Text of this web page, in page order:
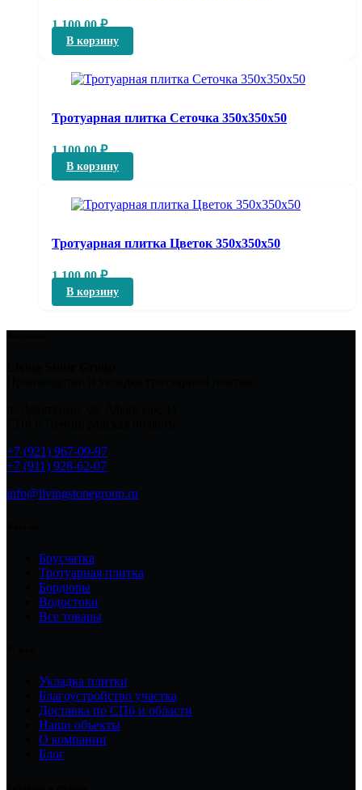
1 100,00₽
В корзину
Тротуарная плитка Сеточка 350х350х50
1 100,00₽
В корзину
Тротуарная плитка Цветок 350х350х50
1 100,00₽
В корзину
+7 (921) 967-09-97
+7 (911) 928-62-07
info@livingstonegroup.ru
Брусчатка
Тротуарная плитка
Бордюры
Водостоки
Все товары
Укладка плитки
Благоустройство участка
Доставка по СПб и области
Наши объекты
О компании
Блог